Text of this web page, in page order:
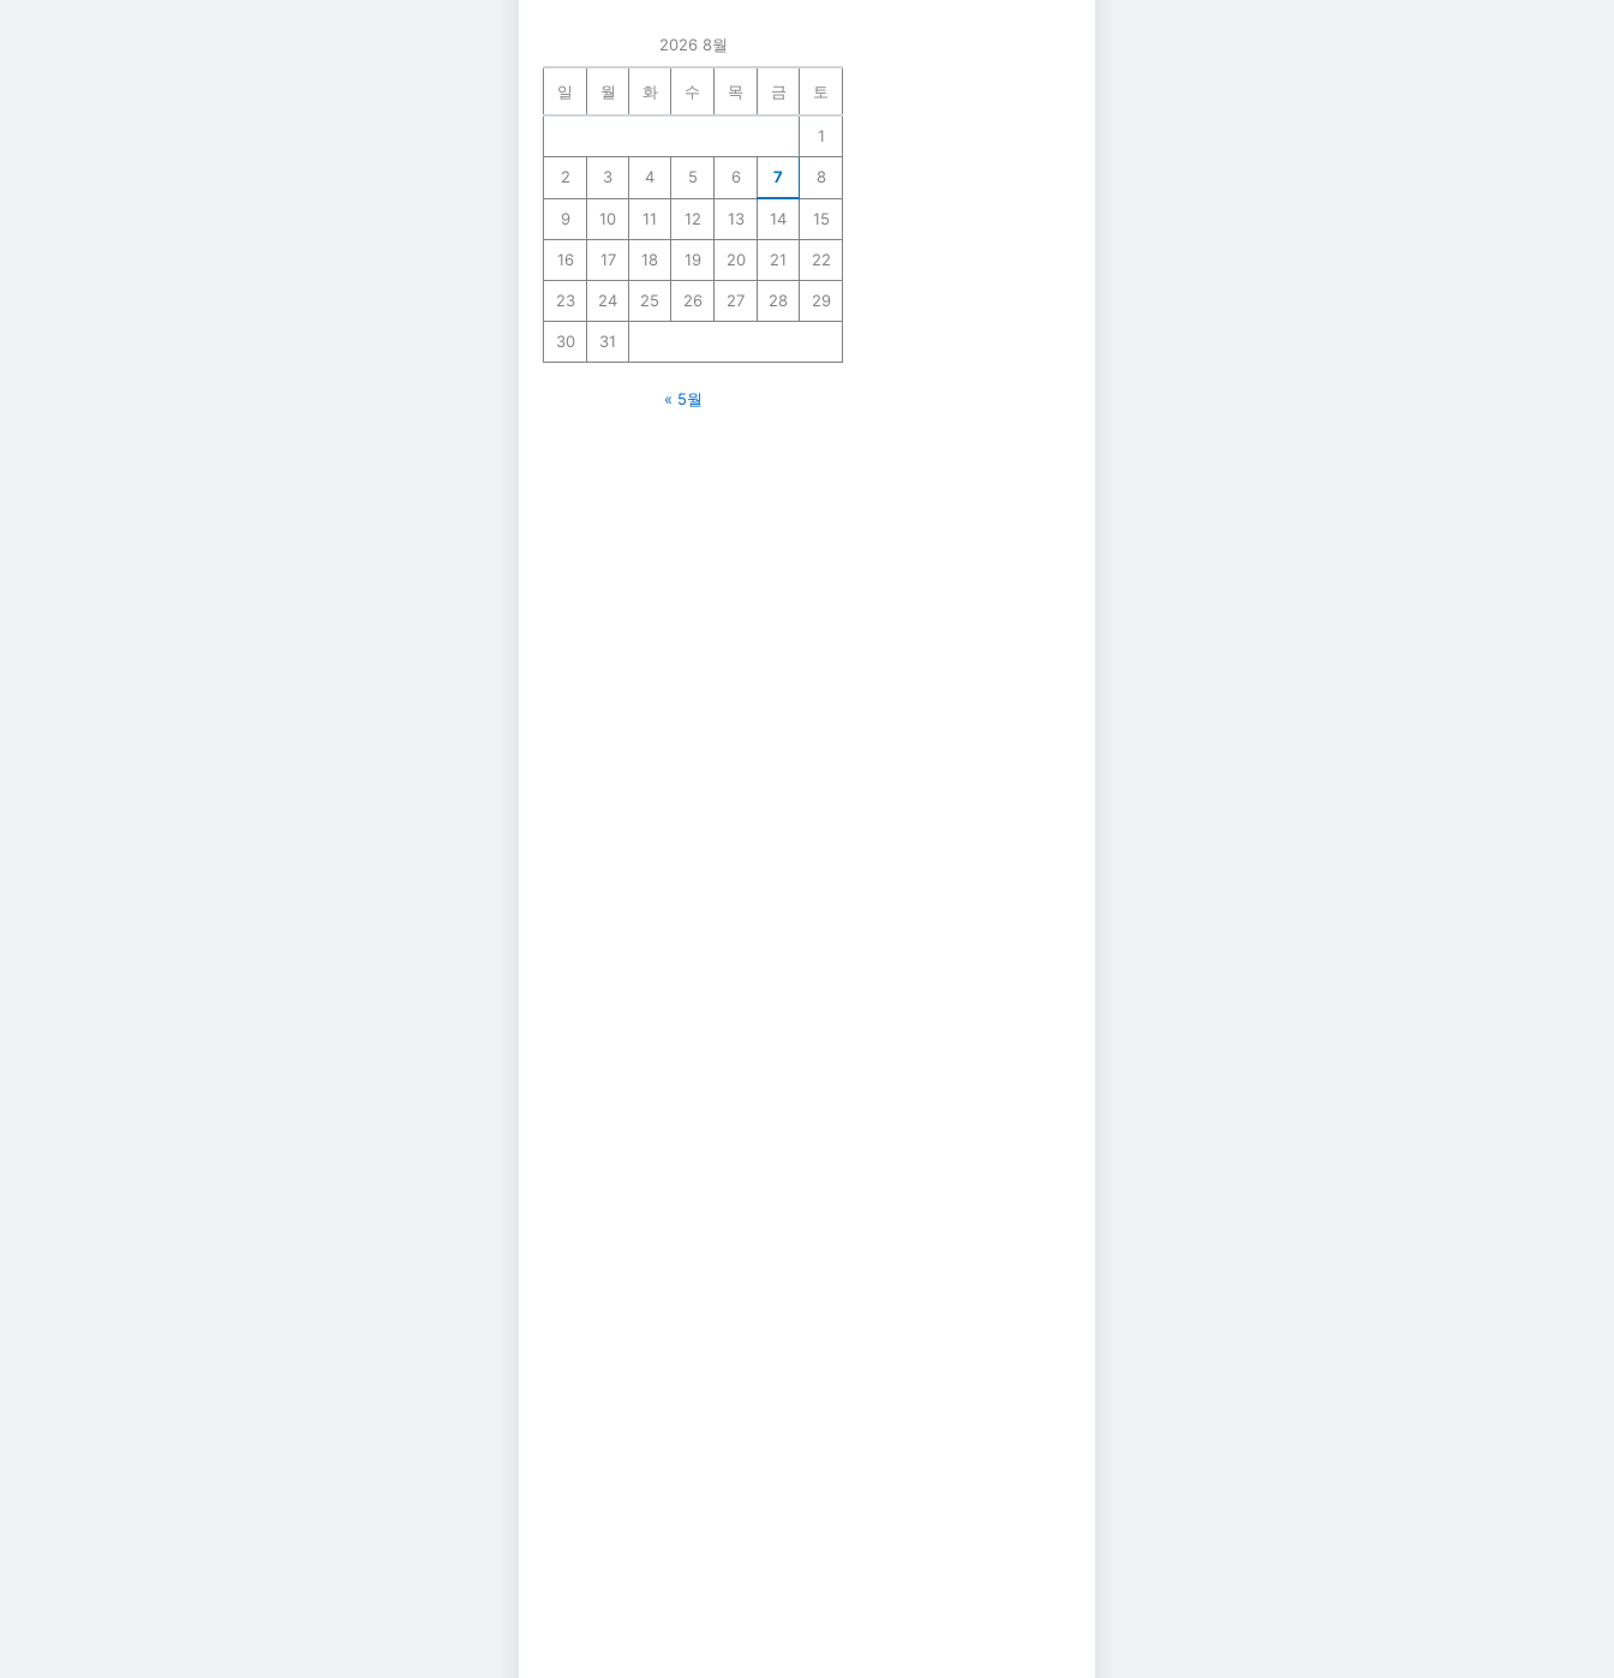
2026 8월
일 월 화 수 목 금 토
1
2 3 4 5 6 7 8
9 10 11 12 13 14 15
16 17 18 19 20 21 22
23 24 25 26 27 28 29
30 31
« 5월